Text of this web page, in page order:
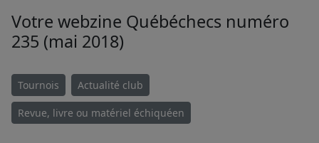
Votre webzine Québéchecs numéro
235 (mai 2018)
Tournois Actualité club
Revue, livre ou matériel échiquéen